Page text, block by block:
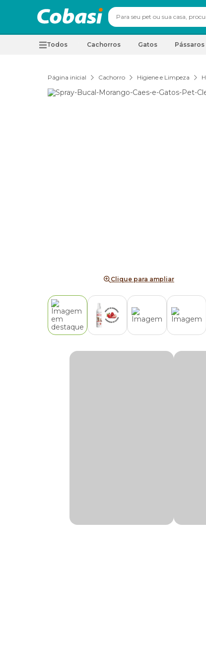
Todos Cachorros Gatos Pássaros
Página inicial Cachorro Higiene e Limpeza
Clique para ampliar